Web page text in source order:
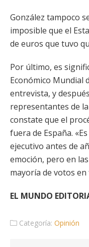
González tampoco
imposible que el
de euros que tuvo
Por último, es
Económico Mundial
entrevista, y
representantes de
constate que el
fuera de España.
ejecutivo antes de
emoción, pero en
mayoría de votos
EL MUNDO
Categoría: Opinión